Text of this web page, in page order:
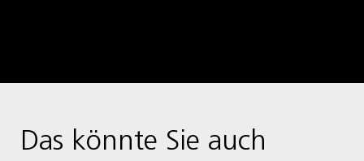
Das könnte Sie auch